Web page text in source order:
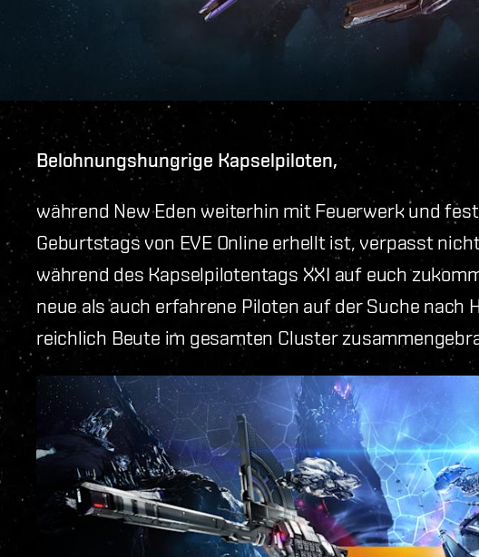
Belohnungshungrige Kapselpiloten,
während New Eden weiterhin mit Feuerwerk und
Geburtstags von EVE Online erhellt ist, verpasst
während des Kapselpilotentags XXI auf euch
neue als auch erfahrene Piloten auf der Suche nach
reichlich Beute im gesamten Cluster